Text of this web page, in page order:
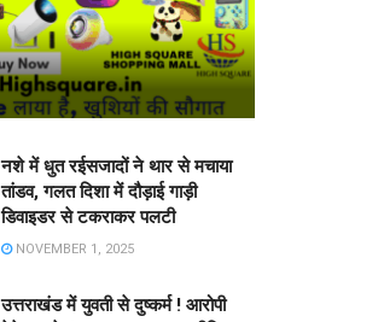
नशे में धुत रईसजादों ने थार से मचाया
तांडव, गलत दिशा में दौड़ाई गाड़ी
डिवाइडर से टकराकर पलटी
NOVEMBER 1, 2025
उत्तराखंड में युवती से दुष्कर्म ! आरोपी